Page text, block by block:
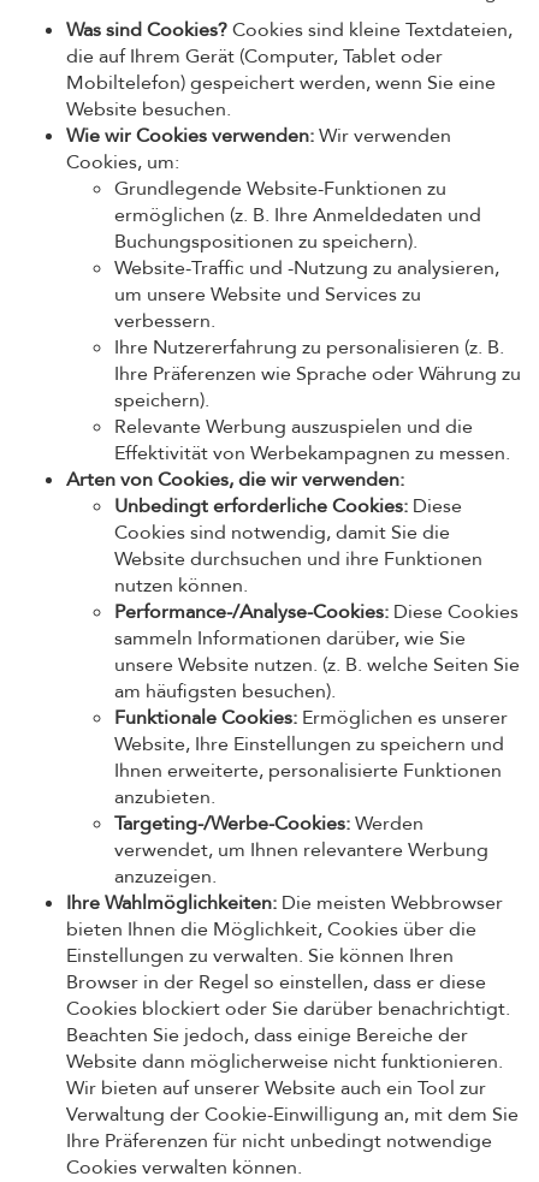
Was sind Cookies?Cookies sind kleine Textdateien,
die auf Ihrem Gerät (Computer, Tablet oder
Mobiltelefon) gespeichert werden, wenn Sie eine
Website besuchen.
Wie wir Cookies verwenden:Wir verwenden
Cookies, um:
Grundlegende Website-Funktionen zu
ermöglichen (z. B. Ihre Anmeldedaten und
Buchungspositionen zu speichern).
Website-Traffic und -Nutzung zu analysieren,
um unsere Website und Services zu
verbessern.
Ihre Nutzererfahrung zu personalisieren (z. B.
Ihre Präferenzen wie Sprache oder Währung zu
speichern).
Relevante Werbung auszuspielen und die
Effektivität von Werbekampagnen zu messen.
Arten von Cookies, die wir verwenden:
Unbedingt erforderliche Cookies: Diese
Cookies sind notwendig, damit Sie die
Website durchsuchen und ihre Funktionen
nutzen können.
Performance-/Analyse-Cookies: Diese Cookies
sammeln Informationen darüber, wie Sie
unsere Website nutzen. (z. B. welche Seiten Sie
am häufigsten besuchen).
Funktionale Cookies: Ermöglichen es unserer
Website, Ihre Einstellungen zu speichern und
Ihnen erweiterte, personalisierte Funktionen
anzubieten.
Targeting-/Werbe-Cookies:Werden
verwendet, um Ihnen relevantere Werbung
anzuzeigen.
Ihre Wahlmöglichkeiten: Die meisten Webbrowser
bieten Ihnen die Möglichkeit, Cookies über die
Einstellungen zu verwalten. Sie können Ihren
Browser in der Regel so einstellen, dass er diese
Cookies blockiert oder Sie darüber benachrichtigt.
Beachten Sie jedoch, dass einige Bereiche der
Website dann möglicherweise nicht funktionieren.
Wir bieten auf unserer Website auch ein Tool zur
Verwaltung der Cookie-Einwilligung an, mit dem Sie
Ihre Präferenzen für nicht unbedingt notwendige
Cookies verwalten können.